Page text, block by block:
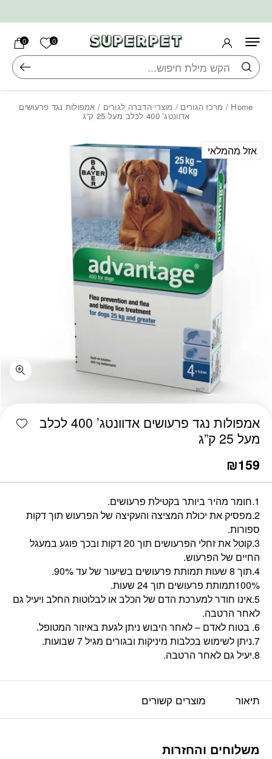
0 הרשימה
0
חיפוש
Home
/ מרכז הגורים / מוצרי הדברה לגורים / אמפולות נגד פרעושים
אדוונטג’ 400 לכלב מעל 25 ק”ג
אמפולות נגד פרעושים אדוונטג’ 400 לכלב
מעל 25 ק”ג
₪159
1.חומר מהיר ביותר בקטילת פרעושים.
2.מפסיק את יכולת המציצה והעקיצה של הפרעוש תוך דקות
ספורות.
3.קוטל את זחלי הפרעושים תוך 20 דקות ובכך פוגע במעגל
החיים של הפרעוש.
4.תוך 8 שעות תמותת פרעושים בשיעור של עד 90%.
100%תמותת פרעושים תוך 24 שעות.
5.אינו חודר למערכת הדם של הכלב או לבלוטות החלב ויעיל גם
לאחר הרטבה.
6. בטוח לאדם – לאחר היבוש ניתן לגעת באיזור המטופל.
7.ניתן לשימוש בכלבות מיניקות ובגורים מגיל 7 שבועות.
8.יעיל גם לאחר הרטבה.
אזל מהמלאי
תיאור מוצרים קשורים
משלוחים והחזרות